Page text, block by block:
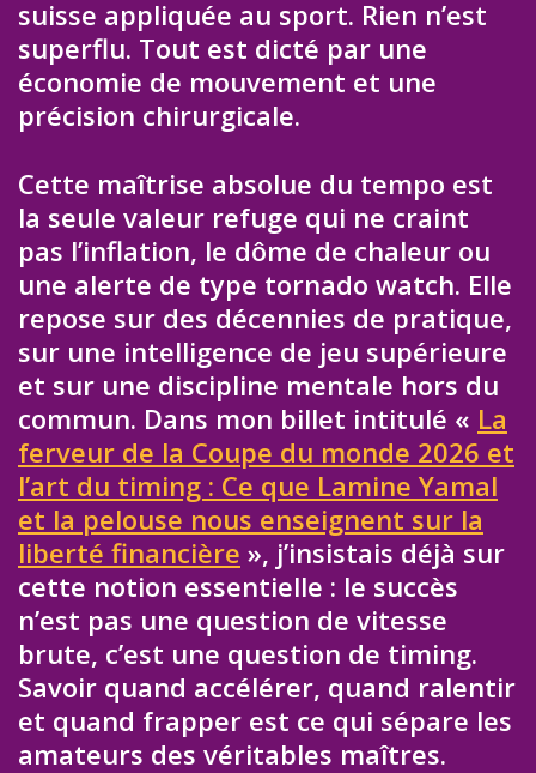
suisse appliquée au sport. Rien n’est
superflu. Tout est dicté par une
économie de mouvement et une
précision chirurgicale.
Cette maîtrise absolue du tempo est
la seule valeur refuge qui ne craint
pas l’inflation, le dôme de chaleur ou
une alerte de type tornado watch. Elle
repose sur des décennies de pratique,
sur une intelligence de jeu supérieure
et sur une discipline mentale hors du
commun. Dans mon billet intitulé « La
ferveur de la Coupe du monde 2026 et
l’art du timing : Ce que Lamine Yamal
et la pelouse nous enseignent sur la
liberté financière », j’insistais déjà sur
cette notion essentielle : le succès
n’est pas une question de vitesse
brute, c’est une question de timing.
Savoir quand accélérer, quand ralentir
et quand frapper est ce qui sépare les
amateurs des véritables maîtres.